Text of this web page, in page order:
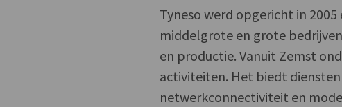
Tyneso werd opgericht in
middelgrote en grote
en productie. Vanuit Zemst
activiteiten. Het biedt
netwerkconnectiviteit en